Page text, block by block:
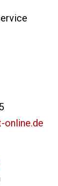
online.de